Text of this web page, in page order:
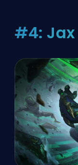
#4: Jax